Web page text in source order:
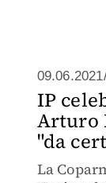
IP
Arturo
"da
La